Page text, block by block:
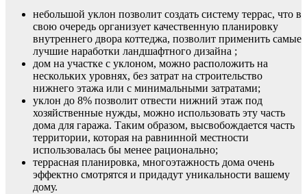
небольшой уклон позволит создать систему террас, что в
свою очередь организует качественную планировку
внутреннего двора коттеджа, позволит применить самые
лучшие наработки ландшафтного дизайна ;
дом на участке с уклоном, можно расположить на
нескольких уровнях, без затрат на строительство
нижнего этажа или с минимальными затратами;
уклон до 8% позволит отвести нижний этаж под
хозяйственные нужды, можно использовать эту часть
дома для гаража. Таким образом, высвобождается часть
территории, которая на равнинной местности
использовалась бы менее рационально;
террасная планировка, многоэтажность дома очень
эффектно смотрятся и придадут уникальности вашему
дому.